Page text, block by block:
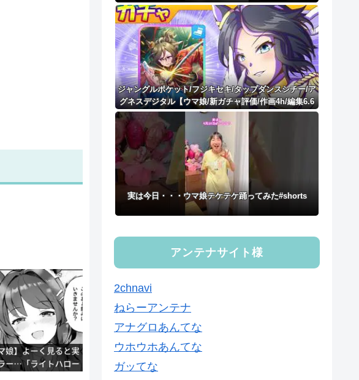
ジャングルポケット/フジキセキ/タップダンスシチー/ア
グネスデジタル【ウマ娘/新ガチャ評価/作画4h/編集6.6
h】
実は今日・・・ウマ娘テケテケ踊ってみた#shorts
アンテナサイト様
2chnavi
ねらーアンテナ
アナグロあんてな
ウホウホあんてな
ガッてな